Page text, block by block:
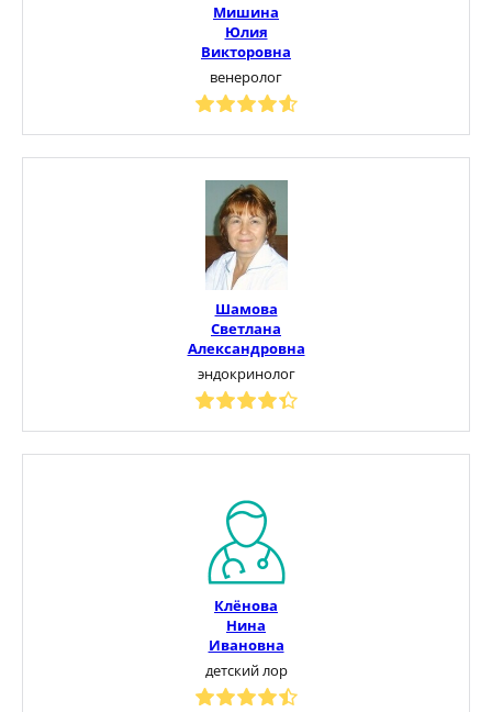
Мишина
Юлия
Викторовна
венеролог
Шамова
Светлана
Александровна
эндокринолог
Клёнова
Нина
Ивановна
детский лор